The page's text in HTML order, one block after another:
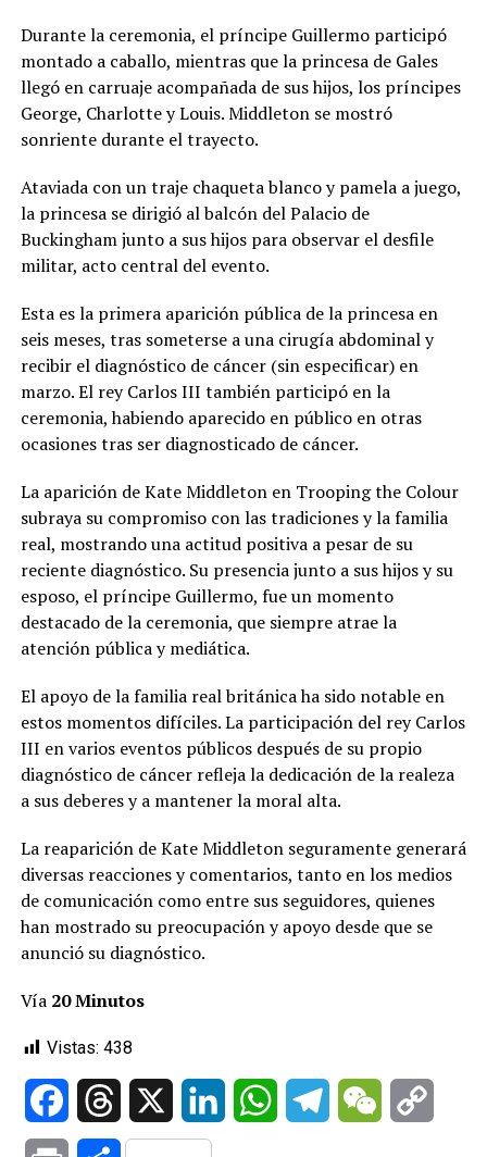
Durante la ceremonia, el príncipe Guillermo participó
montado a caballo, mientras que la princesa de Gales
llegó en carruaje acompañada de sus hijos, los príncipes
George, Charlotte y Louis. Middleton se mostró
sonriente durante el trayecto.
Ataviada con un traje chaqueta blanco y pamela a juego,
la princesa se dirigió al balcón del Palacio de
Buckingham junto a sus hijos para observar el desfile
militar, acto central del evento.
Esta es la primera aparición pública de la princesa en
seis meses, tras someterse a una cirugía abdominal y
recibir el diagnóstico de cáncer (sin especificar) en
marzo. El rey Carlos III también participó en la
ceremonia, habiendo aparecido en público en otras
ocasiones tras ser diagnosticado de cáncer.
La aparición de Kate Middleton en Trooping the Colour
subraya su compromiso con las tradiciones y la familia
real, mostrando una actitud positiva a pesar de su
reciente diagnóstico. Su presencia junto a sus hijos y su
esposo, el príncipe Guillermo, fue un momento
destacado de la ceremonia, que siempre atrae la
atención pública y mediática.
El apoyo de la familia real británica ha sido notable en
estos momentos difíciles. La participación del rey Carlos
III en varios eventos públicos después de su propio
diagnóstico de cáncer refleja la dedicación de la realeza
a sus deberes y a mantener la moral alta.
La reaparición de Kate Middleton seguramente generará
diversas reacciones y comentarios, tanto en los medios
de comunicación como entre sus seguidores, quienes
han mostrado su preocupación y apoyo desde que se
anunció su diagnóstico.
Vía 20 Minutos
Vistas: 438
FacebookThreads LinkedIn WhatsAppTelegramWeChat